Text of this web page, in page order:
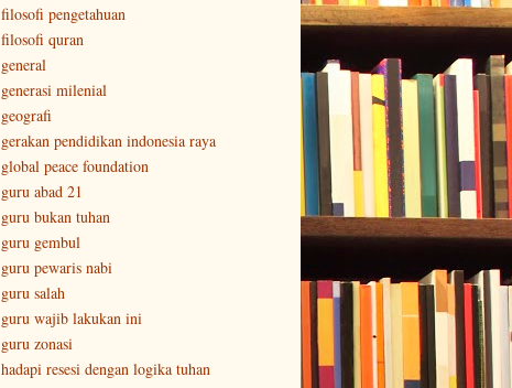
filosofi pengetahuan
filosofi quran
general
generasi milenial
geografi
gerakan pendidikan indonesia raya
global peace foundation
guru abad 21
guru bukan tuhan
guru gembul
guru pewaris nabi
guru salah
guru wajib lakukan ini
guru zonasi
hadapi resesi dengan logika tuhan